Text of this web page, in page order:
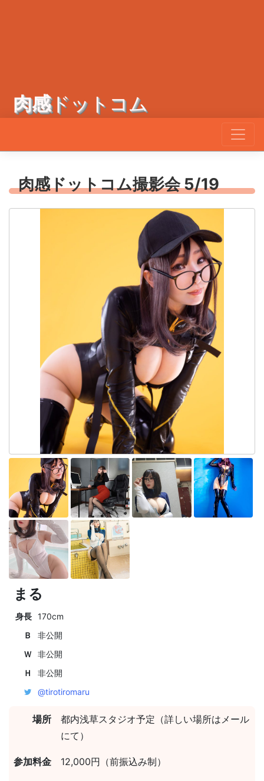
肉感ドットコム
肉感ドットコム撮影会 5/19
まる
身長 170cm
Ｂ
非公開
Ｗ
非公開
Ｈ
非公開
@tirotiromaru
場所
都内浅草スタジオ予定（詳しい場所はメール
にて）
参加料金 12,000円（前振込み制）